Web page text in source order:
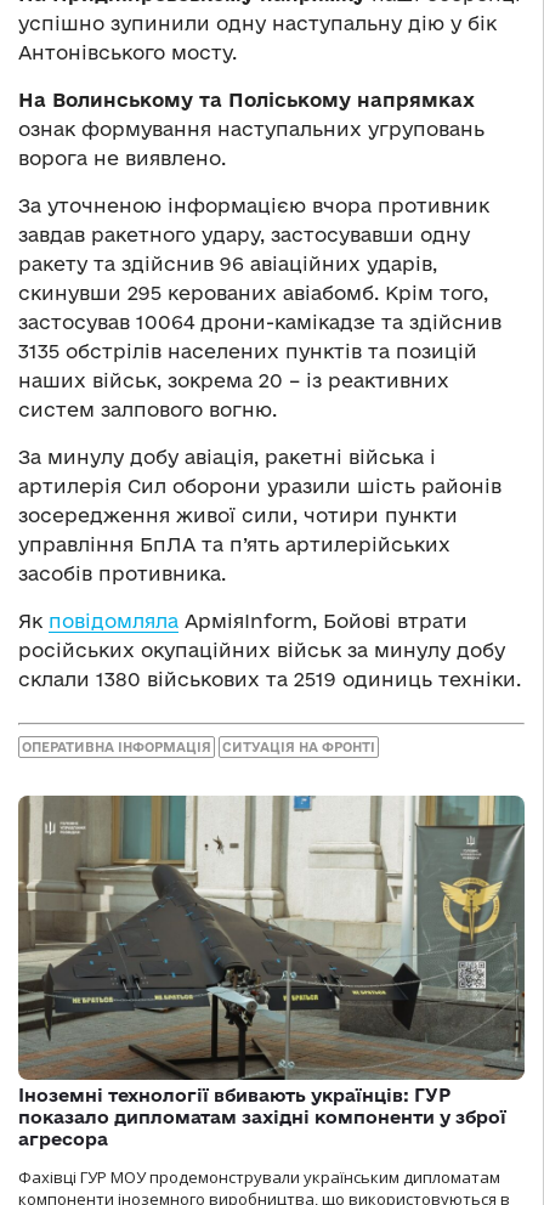
успішно зупинили одну наступальну дію у бік
Антонівського мосту.
На Волинському та Поліському напрямках
ознак формування наступальних угруповань
ворога не виявлено.
За уточненою інформацією вчора противник
завдав ракетного удару, застосувавши одну
ракету та здійснив 96 авіаційних ударів,
скинувши 295 керованих авіабомб. Крім того,
застосував 10064 дрони-камікадзе та здійснив
3135 обстрілів населених пунктів та позицій
наших військ, зокрема 20 – із реактивних
систем залпового вогню.
За минулу добу авіація, ракетні війська і
артилерія Сил оборони уразили шість районів
зосередження живої сили, чотири пункти
управління БпЛА та п’ять артилерійських
засобів противника.
Як повідомляла АрміяInform, Бойові втрати
російських окупаційних військ за минулу добу
склали 1380 військових та 2519 одиниць техніки.
ОПЕРАТИВНА ІНФОРМАЦІЯ СИТУАЦІЯ НА ФРОНТІ
Іноземні технології вбивають українців: ГУР
показало дипломатам західні компоненти у зброї
агресора
Фахівці ГУР МОУ продемонстрували українським дипломатам
компоненти іноземного виробництва, що використовуються в